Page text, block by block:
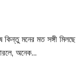
মনের মত সঙ্গী মিলছে
অনেক...